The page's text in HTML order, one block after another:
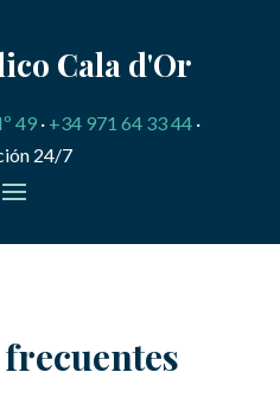
Cala d'Or
49· +34 971 64 33 44·
24/7